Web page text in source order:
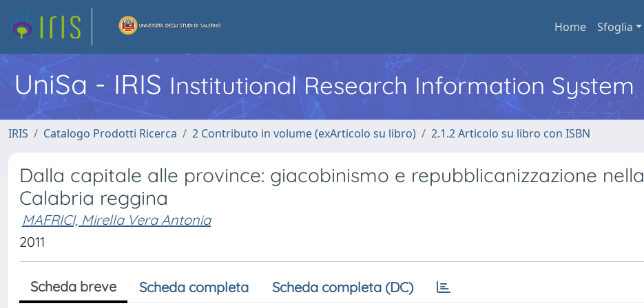
Home Sfoglia
UniSa - IRIS Institutional Research Information System
IRIS Catalogo Prodotti Ricerca 2 Contributo in volume (exArticolo su libro) 2.1.2 Articolo su libro con ISBN
Dalla capitale alle province: giacobinismo e repubblicanizzazione nella
Calabria reggina
MAFRICI, Mirella Vera Antonia
2011
Scheda breve Scheda completa Scheda completa (DC)